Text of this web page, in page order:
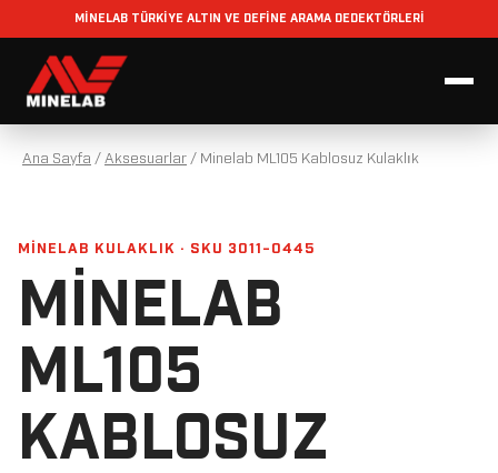
MİNELAB TÜRKİYE ALTIN VE DEFİNE ARAMA DEDEKTÖRLERİ
Ana Sayfa / Aksesuarlar / Minelab ML105 Kablosuz Kulaklık
MINELAB KULAKLIK · SKU 3011-0445
MINELAB
ML105
KABLOSUZ